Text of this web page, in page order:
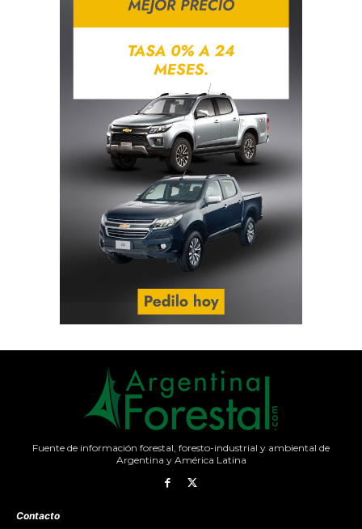
Fuente de información forestal, foresto-industrial y ambiental de
Argentina y América Latina
Contacto